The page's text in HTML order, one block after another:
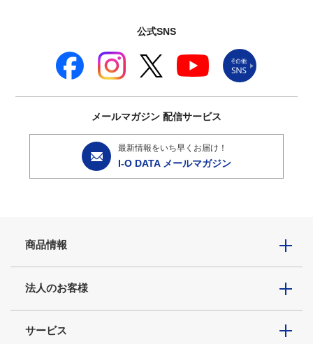
公式SNS
メールマガジン 配信サービス
最新情報をいち早くお届け！
I-O DATA メールマガジン
商品情報
法人のお客様
サービス